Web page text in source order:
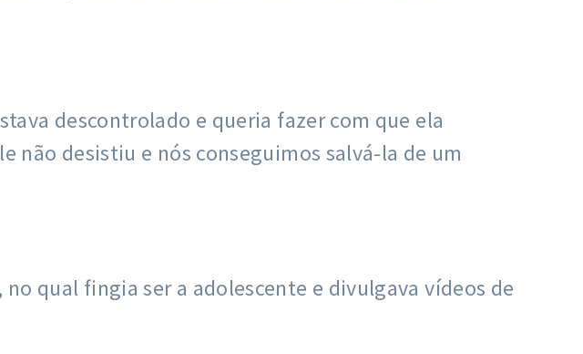
descontrolado e queria fazer com que ela
não desistiu e nós conseguimos salvá-la de um
qual fingia ser a adolescente e divulgava vídeos de